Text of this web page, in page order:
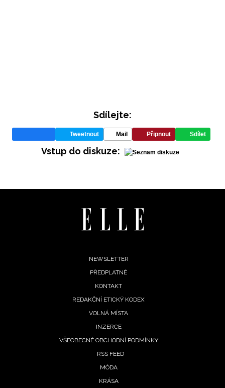
INFORMACE
REDAKCE
Sdílejte:
Tweetnout Mail Připnout Sdílet
Vstup do diskuze:
NEWSLETTER
PŘEDPLATNÉ
KONTAKT
REDAKČNÍ ETICKÝ KODEX
VOLNÁ MÍSTA
INZERCE
VŠEOBECNÉ OBCHODNÍ PODMÍNKY
RSS FEED
MÓDA
KRÁSA